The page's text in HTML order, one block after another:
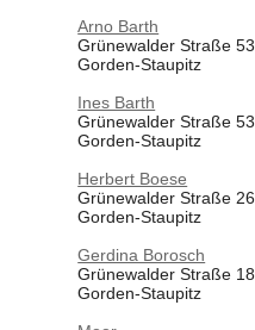
Arno Barth
Grünewalder Straße 53,
Gorden-Staupitz
Ines Barth
Grünewalder Straße 53,
Gorden-Staupitz
Herbert Boese
Grünewalder Straße 26,
Gorden-Staupitz
Gerdina Borosch
Grünewalder Straße 18,
Gorden-Staupitz